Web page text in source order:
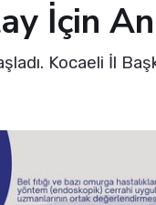
İçin
Kocaeli İl